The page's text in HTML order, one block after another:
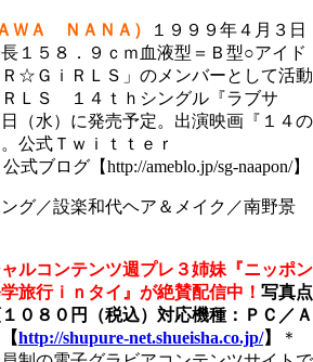
ＷＡ ＮＡＮＡ）
１９９９年４月３日
１５８．９ｃｍ血液型＝Ｂ型○アイド
☆ＧｉＲＬＳ」のメンバーとして活動
ＬＳ １４ｔｈシングル『ラブサ
（水）に発売予定。出演映画『１４の
公式Ｔｗｉｔｔｅｒ
式ブログ【http://ameblo.jp/sg-naapon/】
グ／設楽和代ヘア＆メイク／南野景
ルコンテンツ週プレ３姉妹『ニッポン
旅行ｉｎタイ』が絶賛配信中！ 写真点
０８０円（税込） 対応機種：ＰＣ／Ａ
【http://shupure-net.shueisha.co.jp/】
＊